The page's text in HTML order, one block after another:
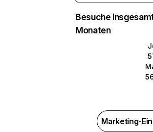
Besuche
Monaten
Marketing-